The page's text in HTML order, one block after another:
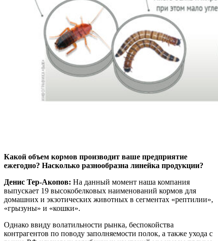
Какой объем кормов производит ваше предприятие
ежегодно? Насколько разнообразна линейка продукции?
Денис Тер-Акопов: На данный момент наша компания
выпускает 19 высокобелковых наименований кормов для
домашних и экзотических животных в сегментах «рептилии»,
«грызуны» и «кошки».
Однако ввиду волатильности рынка, беспокойства
контрагентов по поводу заполняемости полок, а также ухода с